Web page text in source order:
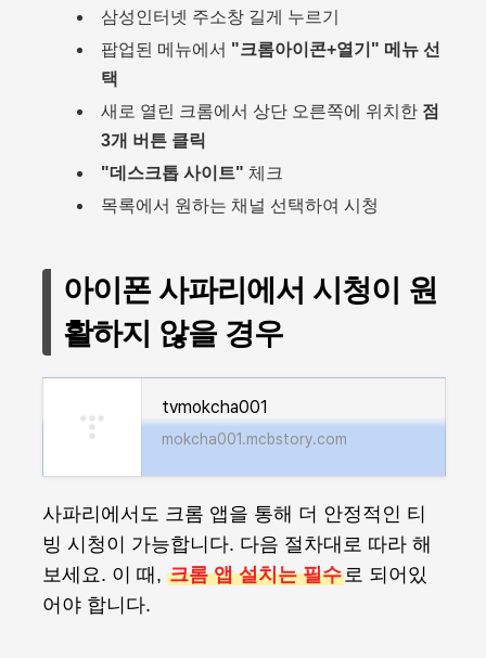
삼성인터넷 주소창 길게 누르기
팝업된 메뉴에서 "크롬아이콘+열기" 메뉴 선
택
새로 열린 크롬에서 상단 오른쪽에 위치한 점
3개 버튼 클릭
"데스크톱 사이트" 체크
목록에서 원하는 채널 선택하여 시청
아이폰 사파리에서 시청이 원
활하지 않을 경우
tvmokcha001
mokcha001.mcbstory.com
사파리에서도 크롬 앱을 통해 더 안정적인 티
빙 시청이 가능합니다. 다음 절차대로 따라 해
보세요. 이 때, 크롬 앱 설치는 필수로 되어있
어야 합니다.